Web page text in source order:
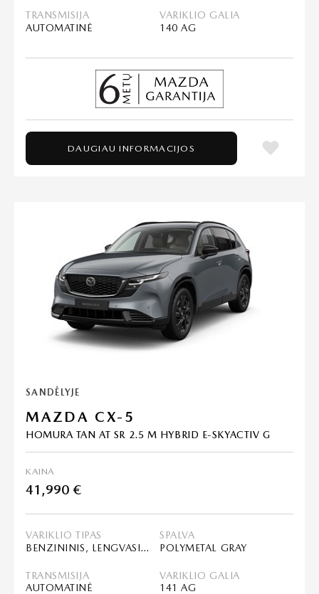
TRANSMISIJA
AUTOMATINĖ
VARIKLIO GALIA
140 AG
DAUGIAU INFORMACIJOS
SANDĖLYJE
MAZDA CX-5
HOMURA TAN AT SR 2.5 M HYBRID E-SKYACTIV G
KAINA
41,990 €
VARIKLIO TIPAS
BENZININIS, LENGVASIS HIBRIDAS (MHEV)
SPALVA
POLYMETAL GRAY
TRANSMISIJA
AUTOMATINĖ
VARIKLIO GALIA
141 AG